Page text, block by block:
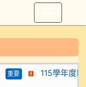
重要 115學年度